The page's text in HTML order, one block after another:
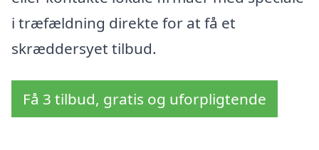
i træfældning direkte for at få et
skræddersyet tilbud.
Få 3 tilbud, gratis og uforpligtende